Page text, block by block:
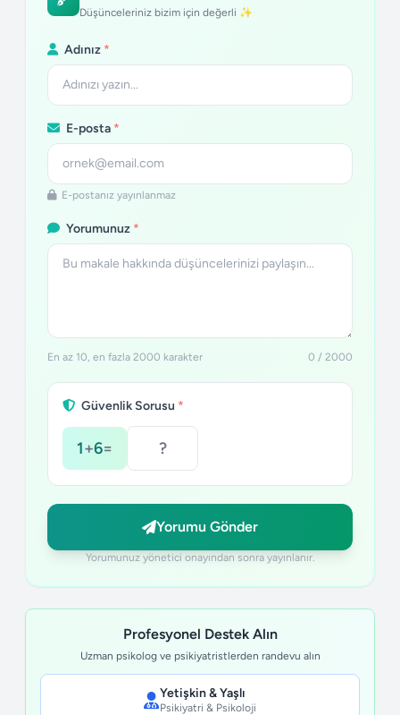
Düşünceleriniz bizim için değerli ✨
Adınız *
E-posta *
E-postanız yayınlanmaz
Yorumunuz *
En az 10, en fazla 2000 karakter 0 / 2000
Güvenlik Sorusu *
1+6=
Yorumu Gönder
Yorumunuz yönetici onayından sonra yayınlanır.
Profesyonel Destek Alın
Uzman psikolog ve psikiyatristlerden randevu alın
Yetişkin & Yaşlı
Psikiyatri & Psikoloji